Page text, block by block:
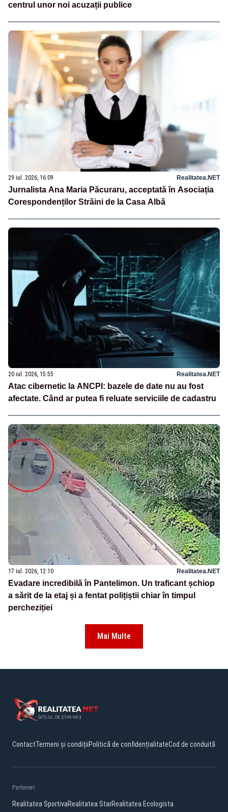
centrul unor noi acuzații publice
29 iul. 2026, 16:09 Realitatea.NET
Jurnalista Ana Maria Păcuraru, acceptată în Asociația
Corespondenților Străini de la Casa Albă
20 iul. 2026, 15:55 Realitatea.NET
Atac cibernetic la ANCPI: bazele de date nu au fost
afectate. Când ar putea fi reluate serviciile de cadastru
17 iul. 2026, 12:10 Realitatea.NET
Evadare incredibilă în Pantelimon. Un traficant șchiop
a sărit de la etaj și a fentat polițiștii chiar în timpul
percheziției
Mai Multe
ContactTermeni și condițiiPolitică de confidențialitateCod de conduită
Parteneri:
Realitatea SportivaRealitatea StarRealitatea Ecologista